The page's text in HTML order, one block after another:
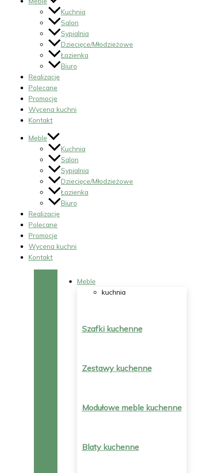
Kuchnia
Salon
Sypialnia
Dziecięce/Młodzieżowe
Łazienka
Biuro
Realizacje
Polecane
Promocje
Wycena kuchni
Kontakt
Meble
Kuchnia
Salon
Sypialnia
Dziecięce/Młodzieżowe
Łazienka
Biuro
Realizacje
Polecane
Promocje
Wycena kuchni
Kontakt
Meble
kuchnia
Szafki kuchenne
Zestawy kuchenne
Modułowe meble kuchenne
Blaty kuchenne